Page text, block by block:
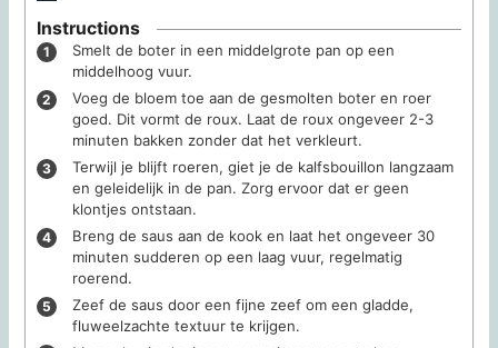
Instructions
Smelt de boter in een middelgrote pan op een
middelhoog vuur.
Voeg de bloem toe aan de gesmolten boter en roer
goed. Dit vormt de roux. Laat de roux ongeveer 2-3
minuten bakken zonder dat het verkleurt.
Terwijl je blijft roeren, giet je de kalfsbouillon langzaam
en geleidelijk in de pan. Zorg ervoor dat er geen
klontjes ontstaan.
Breng de saus aan de kook en laat het ongeveer 30
minuten sudderen op een laag vuur, regelmatig
roerend.
Zeef de saus door een fijne zeef om een gladde,
fluweelzachte textuur te krijgen.